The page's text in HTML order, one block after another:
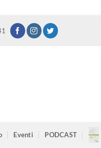
Eventi PODCAST